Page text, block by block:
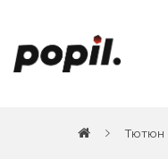
Тютюн